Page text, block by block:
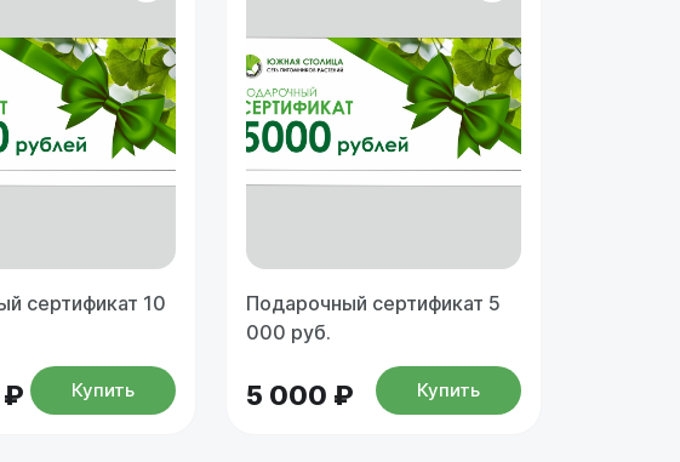
сертификат 10
₽ Купить
Подарочный сертификат 5
000 руб.
5 000 ₽ Купить